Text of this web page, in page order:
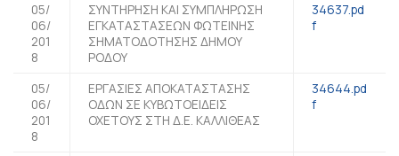
05/
06/
201
8
ΣΥΝΤΗΡΗΣΗ ΚΑΙ ΣΥΜΠΛΗΡΩΣΗ
ΕΓΚΑΤΑΣΤΑΣΕΩΝ ΦΩΤΕΙΝΗΣ
ΣΗΜΑΤΟΔΟΤΗΣΗΣ ΔΗΜΟΥ
ΡΟΔΟΥ
34637.pd
f
05/
06/
201
8
ΕΡΓΑΣΙΕΣ ΑΠΟΚΑΤΑΣΤΑΣΗΣ
ΟΔΩΝ ΣΕ ΚΥΒΩΤΟΕΙΔΕΙΣ
ΟΧΕΤΟΥΣ ΣΤΗ Δ.Ε. ΚΑΛΛΙΘΕΑΣ
34644.pd
f